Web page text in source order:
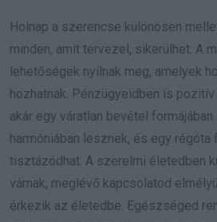
Holnap a szerencse különösen
minden, amit tervezel, sikerülhet. A
lehetőségek nyílnak meg, amelyek
hozhatnak. Pénzügyeidben is
akár egy váratlan bevétel
harmóniában lesznek, és egy
tisztázódhat. A szerelmi életedben
várnak, meglévő kapcsolatod
érkezik az életedbe. Egészséged